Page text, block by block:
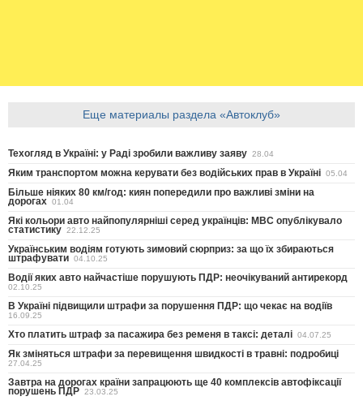
Еще материалы раздела «Автоклуб»
Техогляд в Україні: у Раді зробили важливу заяву 28.04
Яким транспортом можна керувати без водійських прав в Україні 05.04
Більше ніяких 80 км/год: киян попередили про важливі зміни на
дорогах 01.04
Які кольори авто найпопулярніші серед українців: МВС опублікувало
статистику 22.12.25
Українським водіям готують зимовий сюрприз: за що їх збираються
штрафувати 04.10.25
Водії яких авто найчастіше порушують ПДР: неочікуваний антирекорд
02.10.25
В Україні підвищили штрафи за порушення ПДР: що чекає на водіїв
16.09.25
Хто платить штраф за пасажира без ременя в таксі: деталі 04.07.25
Як зміняться штрафи за перевищення швидкості в травні: подробиці
27.04.25
Завтра на дорогах країни запрацюють ще 40 комплексів автофіксації
порушень ПДР 23.03.25